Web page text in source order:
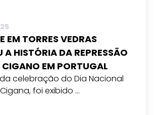
EM TORRES VEDRAS
A HISTÓRIA DA REPRESSÃO
EM PORTUGAL
celebração do Dia Nacional
foi exibido ...